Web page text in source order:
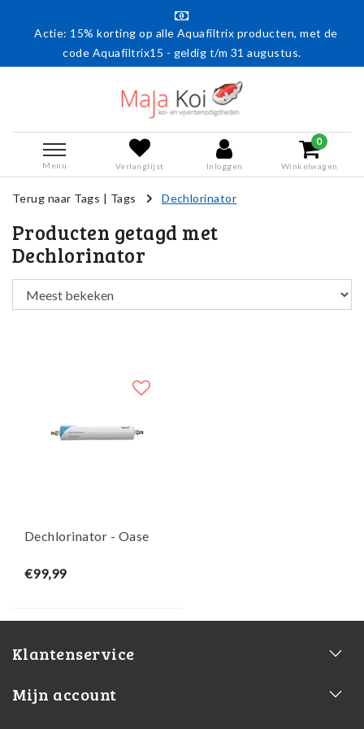
Actie: 15% korting op alle Aquafiltrix producten, met de
code Aquafiltrix15 - geldig t/m 31 augustus.
Menu Verlanglijst Inloggen
0
Winkelwagen
Terug naar Tags | Tags Dechlorinator
Producten getagd met
Dechlorinator
Dechlorinator - Oase
€99,99
Klantenservice
Mijn account